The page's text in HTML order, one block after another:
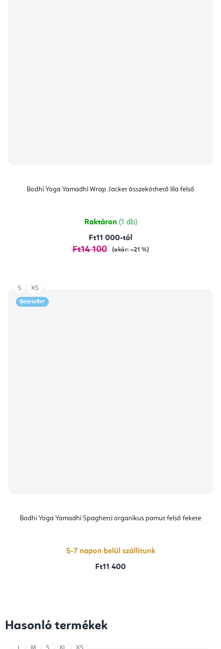
Bodhi Yoga Yamadhi Wrap Jacket összeköthető lila felső
Raktáron (1 db)
Ft11 000-tól
Ft14 100 (akár: –21 %)
Bestseller
Bodhi Yoga Yamadhi Spaghetti organikus pamut felső fekete
5-7 napon belül szállítunk
Ft11 400
S XS
Hasonló termékek